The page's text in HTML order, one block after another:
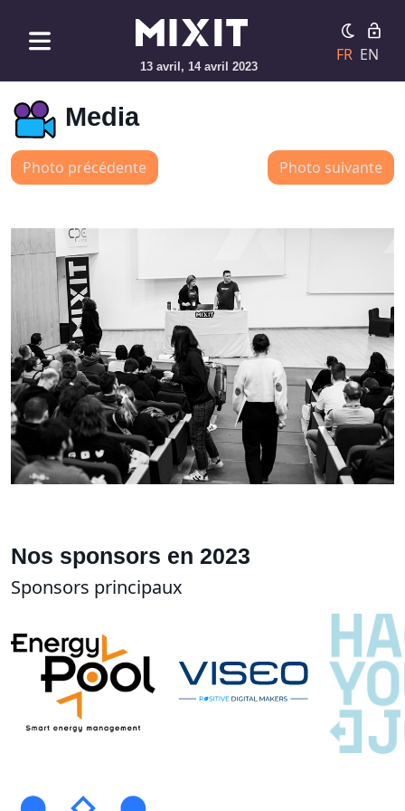
13 avril, 14 avril 2023
FR EN
Media
Photo précédente Photo suivante
Nos sponsors en 2023
Sponsors principaux